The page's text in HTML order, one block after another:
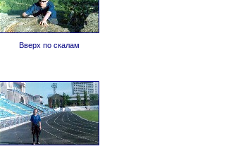
Вверх по скалам